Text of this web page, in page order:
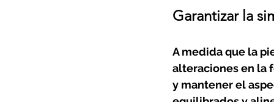
Garantizar la
A medida que la
alteraciones en la
y mantener el